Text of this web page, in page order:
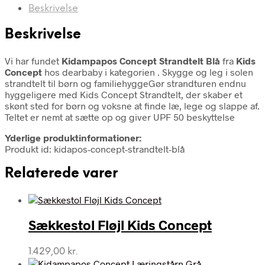
Beskrivelse
Beskrivelse
Vi har fundet Kidampapos Concept Strandtelt Blå fra Kids
Concept hos dearbaby i kategorien . Skygge og leg i solen
strandtelt til børn og familiehyggeGør strandturen endnu
hyggeligere med Kids Concept Strandtelt, der skaber et
skønt sted for børn og voksne at finde læ, lege og slappe af.
Teltet er nemt at sætte op og giver UPF 50 beskyttelse
Yderlige produktinformationer:
Produkt id: kidapos-concept-strandtelt-blå
Relaterede varer
Sækkestol Fløjl Kids Concept
1.429,00 kr.